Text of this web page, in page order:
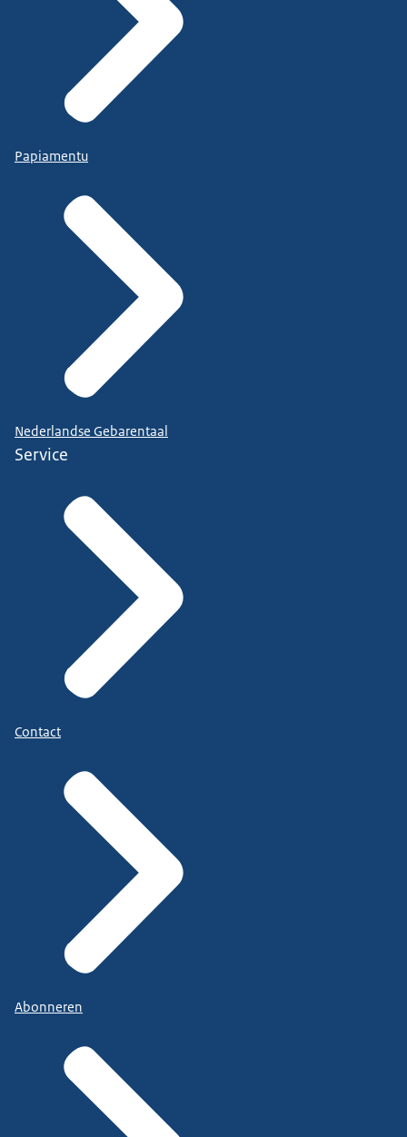
RVO (voor eigenwoningregeling
Huurcommissie
Centrum Indicatiestelling Zorg (CIZ)
Rijksinstituut voor Volksgezondheid en Milieu
(RIVM)
Buitengewoon opsporingsambtenaren (BOA)
Centraal Administratiekantoor
Waterschappen en regionale belastingkantoren
Stichting Inlichtingenbureau
Papiamentu
Nederlandse Gebarentaal
Service
Contact
Abonneren